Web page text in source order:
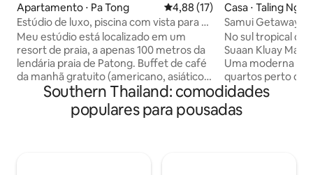
Apartamento ⋅ Pa Tong 4,88 de uma avaliação média
4,88 (17)
Estúdio de luxo, piscina com vista para o
mar, academia, 100m para a praia
Meu estúdio está localizado em um
resort de praia, a apenas 100 metros da
lendária praia de Patong. Buffet de café
da manhã gratuito (americano, asiático,
europeu) incluído no preço, coma o
máximo que puder. Piscina de borda
infinita com vista para o mar na
Casa ⋅ Taling
Samui Getaway.
quartos "Kluay
No sul tropical de
Suaan Kluay
Uma moderna
quartos perto do
piscina de água
minutos a pé de 3
serviços públicos
Southern Thailand: comodidades
populares para pousadas